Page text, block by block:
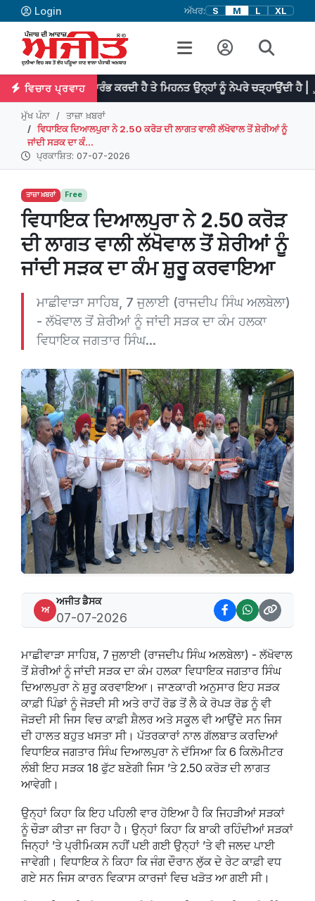
Login ਅੱਖਰ: S M L XL
ਵਿਚਾਰ ਪ੍ਰਵਾਹ
ਦਾ ਆਰੰਭ ਕਰਦੀ ਹੈ ਤੇ ਮਿਹਨਤ ਉਨ੍ਹਾਂ ਨੂੰ ਨੇਪਰੇ ਚੜ੍ਹਾਉਂਦੀ ਹੈ | ¸ਡਾ: ਜਾਨਸਨ
ਮੁੱਖ ਪੰਨਾ
ਤਾਜ਼ਾ ਖ਼ਬਰਾਂ
ਵਿਧਾਇਕ ਦਿਆਲਪੁਰਾ ਨੇ 2.50 ਕਰੋੜ ਦੀ ਲਾਗਤ ਵਾਲੀ ਲੱਖੋਵਾਲ ਤੋਂ ਸ਼ੇਰੀਆਂ ਨੂੰ
ਜਾਂਦੀ ਸੜਕ ਦਾ ਕੰ...
ਪ੍ਰਕਾਸ਼ਿਤ: 07-07-2026
ਤਾਜ਼ਾ ਖ਼ਬਰਾਂ Free
ਵਿਧਾਇਕ ਦਿਆਲਪੁਰਾ ਨੇ 2.50 ਕਰੋੜ
ਦੀ ਲਾਗਤ ਵਾਲੀ ਲੱਖੋਵਾਲ ਤੋਂ ਸ਼ੇਰੀਆਂ ਨੂੰ
ਜਾਂਦੀ ਸੜਕ ਦਾ ਕੰਮ ਸ਼ੁਰੂ ਕਰਵਾਇਆ
ਮਾਛੀਵਾੜਾ ਸਾਹਿਬ, 7 ਜੁਲਾਈ (ਰਾਜਦੀਪ ਸਿੰਘ ਅਲਬੇਲਾ)
- ਲੱਖੋਵਾਲ ਤੋਂ ਸ਼ੇਰੀਆਂ ਨੂੰ ਜਾਂਦੀ ਸੜਕ ਦਾ ਕੰਮ ਹਲਕਾ
ਵਿਧਾਇਕ ਜਗਤਾਰ ਸਿੰਘ...
ਅ
ਅਜੀਤ ਡੈਸਕ
07-07-2026
ਮਾਛੀਵਾੜਾ ਸਾਹਿਬ, 7 ਜੁਲਾਈ (ਰਾਜਦੀਪ ਸਿੰਘ ਅਲਬੇਲਾ) - ਲੱਖੋਵਾਲ
ਤੋਂ ਸ਼ੇਰੀਆਂ ਨੂੰ ਜਾਂਦੀ ਸੜਕ ਦਾ ਕੰਮ ਹਲਕਾ ਵਿਧਾਇਕ ਜਗਤਾਰ ਸਿੰਘ
ਦਿਆਲਪੁਰਾ ਨੇ ਸ਼ੁਰੂ ਕਰਵਾਇਆ। ਜਾਣਕਾਰੀ ਅਨੁਸਾਰ ਇਹ ਸੜਕ
ਕਾਫ਼ੀ ਪਿੰਡਾਂ ਨੂੰ ਜੋੜਦੀ ਸੀ ਅਤੇ ਰਾਹੋਂ ਰੋਡ ਤੋਂ ਲੈ ਕੇ ਰੋਪੜ ਰੋਡ ਨੂੰ ਵੀ
ਜੋੜਦੀ ਸੀ ਜਿਸ ਵਿਚ ਕਾਫ਼ੀ ਸ਼ੈਲਰ ਅਤੇ ਸਕੂਲ ਵੀ ਆਉਂਦੇ ਸਨ ਜਿਸ
ਦੀ ਹਾਲਤ ਬਹੁਤ ਖਸਤਾ ਸੀ। ਪੱਤਰਕਾਰਾਂ ਨਾਲ ਗੱਲਬਾਤ ਕਰਦਿਆਂ
ਵਿਧਾਇਕ ਜਗਤਾਰ ਸਿੰਘ ਦਿਆਲਪੁਰਾ ਨੇ ਦੱਸਿਆ ਕਿ 6 ਕਿਲੋਮੀਟਰ
ਲੰਬੀ ਇਹ ਸੜਕ 18 ਫੁੱਟ ਬਣੇਗੀ ਜਿਸ ’ਤੇ 2.50 ਕਰੋੜ ਦੀ ਲਾਗਤ
ਆਵੇਗੀ।
ਉਨ੍ਹਾਂ ਕਿਹਾ ਕਿ ਇਹ ਪਹਿਲੀ ਵਾਰ ਹੋਇਆ ਹੈ ਕਿ ਜਿਹੜੀਆਂ ਸੜਕਾਂ
ਨੂੰ ਚੌੜਾ ਕੀਤਾ ਜਾ ਰਿਹਾ ਹੈ। ਉਨ੍ਹਾਂ ਕਿਹਾ ਕਿ ਬਾਕੀ ਰਹਿੰਦੀਆਂ ਸੜਕਾਂ
ਜਿਨ੍ਹਾਂ ’ਤੇ ਪ੍ਰੀਮਿਕਸ ਨਹੀਂ ਪਈ ਗਈ ਉਨ੍ਹਾਂ ’ਤੇ ਵੀ ਜਲਦ ਪਾਈ
ਜਾਵੇਗੀ। ਵਿਧਾਇਕ ਨੇ ਕਿਹਾ ਕਿ ਜੰਗ ਦੌਰਾਨ ਲੁੱਕ ਦੇ ਰੇਟ ਕਾਫ਼ੀ ਵਧ
ਗਏ ਸਨ ਜਿਸ ਕਾਰਨ ਵਿਕਾਸ ਕਾਰਜਾਂ ਵਿਚ ਖੜੋਤ ਆ ਗਈ ਸੀ।